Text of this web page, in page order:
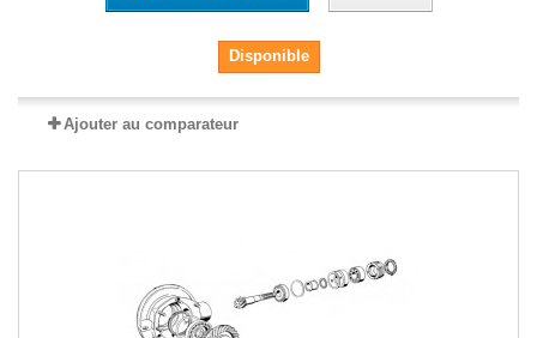
Disponible
Ajouter au comparateur